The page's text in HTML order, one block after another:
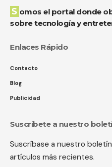
Somos el portal donde obtendrás las novedades
sobre tecnología y
Enlaces Rápido
Contacto
Blog
Publicidad
Suscríbete a nuestro
Suscríbase a nuestro
artículos más recientes.